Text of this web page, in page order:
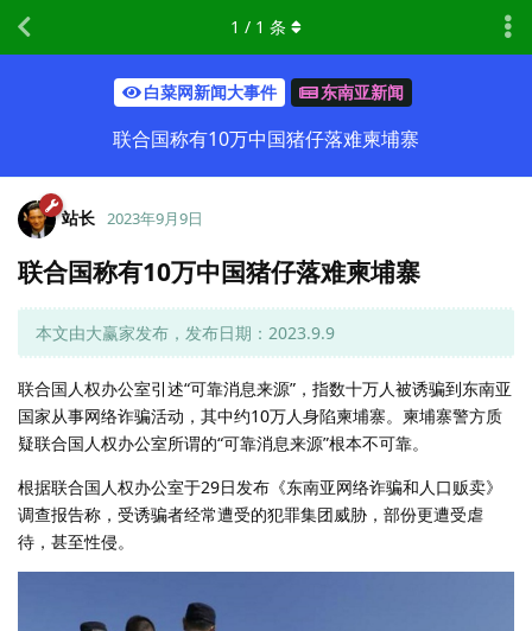
白菜网新闻大事件 东南亚新闻
联合国称有10万中国猪仔落难柬埔寨
1 / 1 条
站长 2023年9月9日
联合国称有10万中国猪仔落难柬埔寨
本文由大赢家发布，发布日期：2023.9.9
联合国人权办公室引述“可靠消息来源”，指数十万人被诱骗到东南亚
国家从事网络诈骗活动，其中约10万人身陷柬埔寨。柬埔寨警方质
疑联合国人权办公室所谓的“可靠消息来源”根本不可靠。
根据联合国人权办公室于29日发布《东南亚网络诈骗和人口贩卖》
调查报告称，受诱骗者经常遭受的犯罪集团威胁，部份更遭受虐
待，甚至性侵。